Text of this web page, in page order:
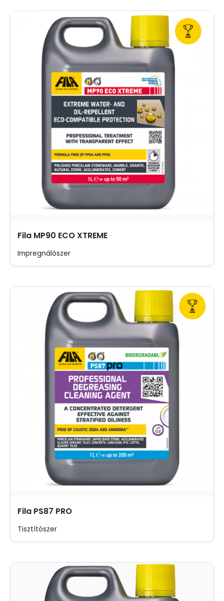
Fila MP90 ECO XTREME
Impregnálószer
Fila PS87 PRO
Tisztítószer